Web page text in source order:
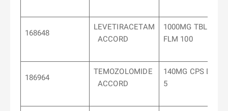
168648
LEVETIRACETAM
ACCORD
1000MG TBL
FLM 100
186964
TEMOZOLOMIDE
ACCORD
140MG CPS DUR
5